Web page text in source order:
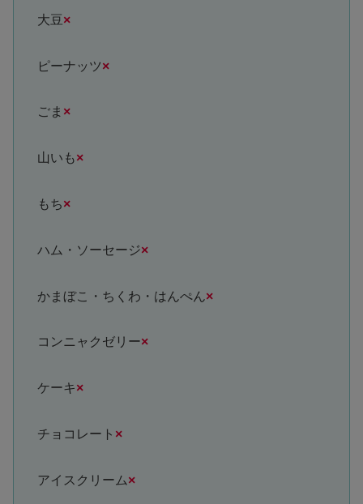
大豆×
ピーナッツ×
ごま ×
山いも×
もち×
ハム・ソーセージ×
かまぼこ・ちくわ・はんぺん×
コンニャクゼリー×
ケーキ×
チョコレート ×
アイスクリーム×